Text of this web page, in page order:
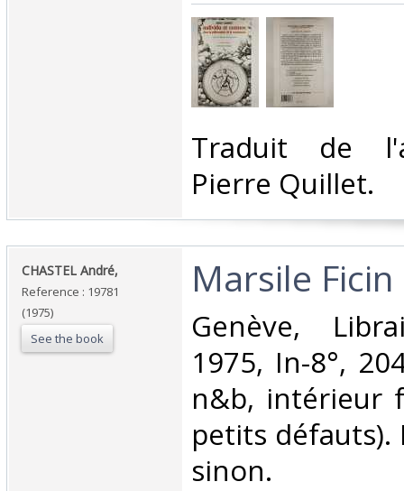
‎Traduit de
Pierre Quillet. ‎
‎CHASTEL André,‎
Reference : 19781
(1975)
See the book
‎Marsile
‎Genève,
1975, In-8°,
n&b, intérieur
petits défauts).
sinon.‎